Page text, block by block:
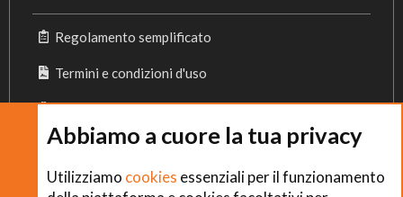
Regolamento semplificato
Termini e condizioni d'uso
Privacy Policy
Cookies
Abbiamo a cuore la tua privacy
Utilizziamo cookies essenziali per il funzionamento